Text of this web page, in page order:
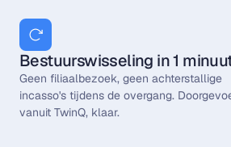
Bestuurswisseling in 1
Geen filiaalbezoek, geen achterstallige
incasso's tijdens de overgang.
vanuit TwinQ, klaar.